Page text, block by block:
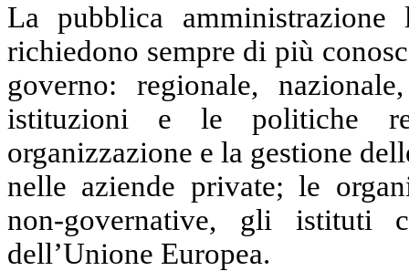
La pubblica
richiedono sempre di più
governo: regionale,
istituzioni e le politiche
organizzazione e la gestione
nelle aziende private; le
non-governative, gli
dell’Unione Europea.